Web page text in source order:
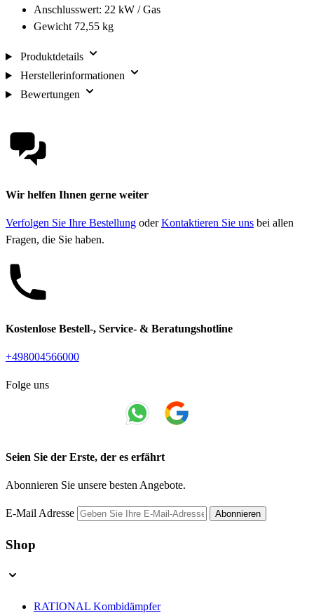
Anschlusswert: 22 kW / Gas
Gewicht 72,55 kg
Produktdetails
Herstellerinformationen
Bewertungen
Wir helfen Ihnen gerne weiter
Verfolgen Sie Ihre Bestellung oderKontaktieren Sie uns bei allen
Fragen, die Sie haben.
Kostenlose Bestell-, Service- & Beratungshotline
+498004566000
Folge uns
Seien Sie der Erste, der es erfährt
Abonnieren Sie unsere besten Angebote.
E-Mail Adresse Abonnieren
Shop
RATIONAL Kombidämpfer